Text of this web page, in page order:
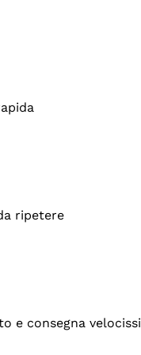
ripetere
e consegna